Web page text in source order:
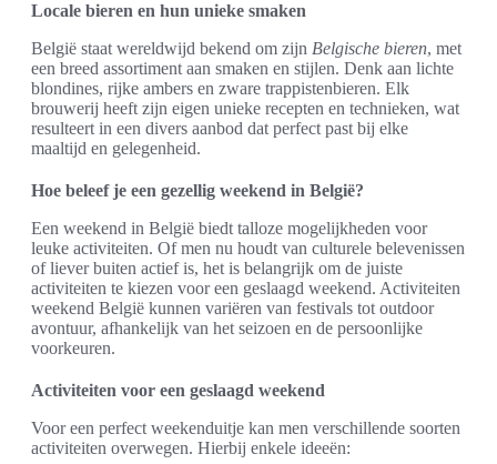
Locale bieren en hun unieke smaken
België staat wereldwijd bekend om zijn Belgische bieren, met
een breed assortiment aan smaken en stijlen. Denk aan lichte
blondines, rijke ambers en zware trappistenbieren. Elk
brouwerij heeft zijn eigen unieke recepten en technieken, wat
resulteert in een divers aanbod dat perfect past bij elke
maaltijd en gelegenheid.
Hoe beleef je een gezellig weekend in België?
Een weekend in België biedt talloze mogelijkheden voor
leuke activiteiten. Of men nu houdt van culturele belevenissen
of liever buiten actief is, het is belangrijk om de juiste
activiteiten te kiezen voor een geslaagd weekend. Activiteiten
weekend België kunnen variëren van festivals tot outdoor
avontuur, afhankelijk van het seizoen en de persoonlijke
voorkeuren.
Activiteiten voor een geslaagd weekend
Voor een perfect weekenduitje kan men verschillende soorten
activiteiten overwegen. Hierbij enkele ideeën: